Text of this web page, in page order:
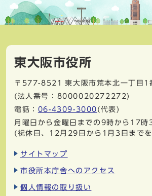
東大阪市役所
〒577-8521
東大阪市荒本北一丁目1
(法人番号：8000020272272)
電話： 06-4309-3000 (代表)
月曜日から金曜日までの9時から17時
(祝休日、12月29日から1月3日まで
サイトマップ
市役所本庁舎へのアクセス
個人情報の取り扱い